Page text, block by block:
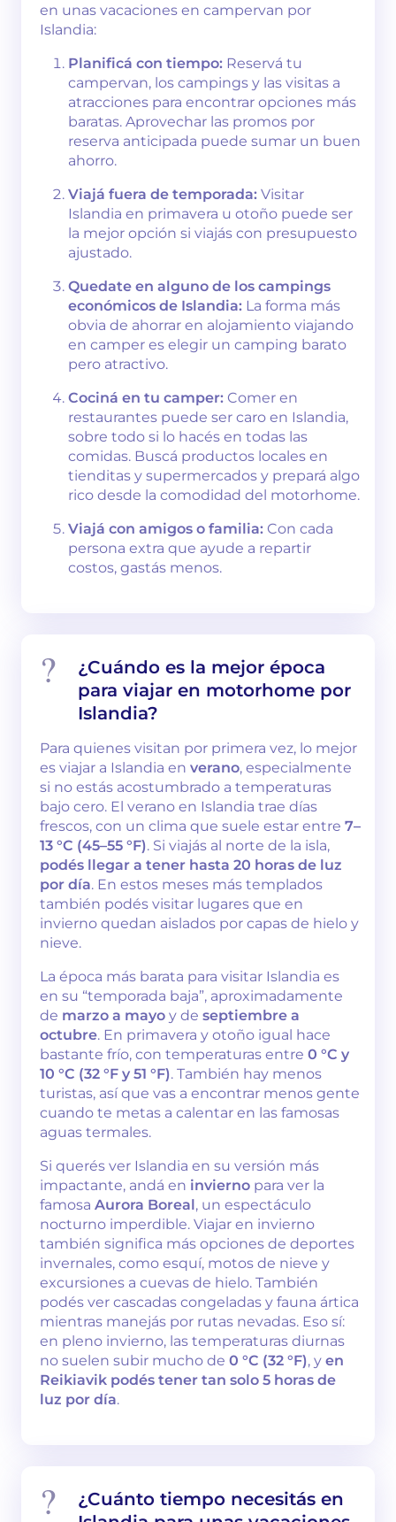
en unas vacaciones en campervan por
Islandia:
Planificá con tiempo: Reservá tu
campervan, los campings y las visitas a
atracciones para encontrar opciones más
baratas. Aprovechar las promos por
reserva anticipada puede sumar un buen
ahorro.
Viajá fuera de temporada: Visitar
Islandia en primavera u otoño puede ser
la mejor opción si viajás con presupuesto
ajustado.
Quedate en alguno de los campings
económicos de Islandia: La forma más
obvia de ahorrar en alojamiento viajando
en camper es elegir un camping barato
pero atractivo.
Cociná en tu camper: Comer en
restaurantes puede ser caro en Islandia,
sobre todo si lo hacés en todas las
comidas. Buscá productos locales en
tienditas y supermercados y prepará algo
rico desde la comodidad del motorhome.
Viajá con amigos o familia: Con cada
persona extra que ayude a repartir
costos, gastás menos.
¿Cuándo es la mejor época
para viajar en motorhome por
Islandia?
Para quienes visitan por primera vez, lo mejor
es viajar a Islandia en verano, especialmente
si no estás acostumbrado a temperaturas
bajo cero. El verano en Islandia trae días
frescos, con un clima que suele estar entre 7–
13 °C (45–55 °F). Si viajás al norte de la isla,
podés llegar a tener hasta 20 horas de luz
por día. En estos meses más templados
también podés visitar lugares que en
invierno quedan aislados por capas de hielo y
nieve.
La época más barata para visitar Islandia es
en su “temporada baja”, aproximadamente
de marzo a mayo y de septiembre a
octubre. En primavera y otoño igual hace
bastante frío, con temperaturas entre 0 °C y
10 °C (32 °F y 51 °F). También hay menos
turistas, así que vas a encontrar menos gente
cuando te metas a calentar en las famosas
aguas termales.
Si querés ver Islandia en su versión más
impactante, andá en invierno para ver la
famosa Aurora Boreal, un espectáculo
nocturno imperdible. Viajar en invierno
también significa más opciones de deportes
invernales, como esquí, motos de nieve y
excursiones a cuevas de hielo. También
podés ver cascadas congeladas y fauna ártica
mientras manejás por rutas nevadas. Eso sí:
en pleno invierno, las temperaturas diurnas
no suelen subir mucho de 0 °C (32 °F), y en
Reikiavik podés tener tan solo 5 horas de
luz por día.
¿Cuánto tiempo necesitás en